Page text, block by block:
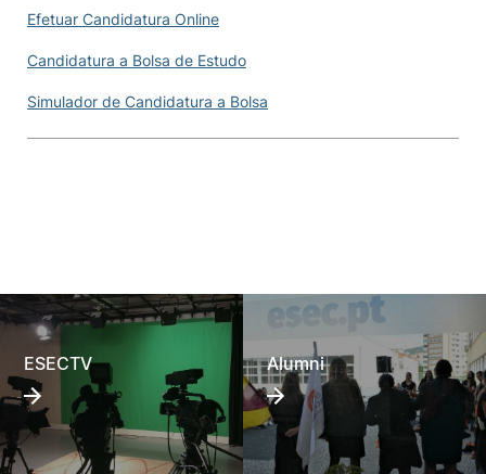
Efetuar Candidatura Online
Candidatura a Bolsa de Estudo
Simulador de Candidatura a Bolsa
ESECTV Alumni